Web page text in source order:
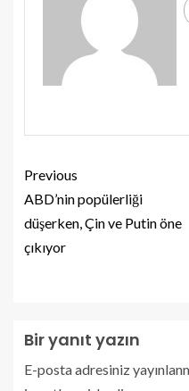
Previous
ABD’nin popülerliği
düşerken, Çin ve Putin öne
çıkıyor
Bir yanıt yazın
E-posta adresiniz